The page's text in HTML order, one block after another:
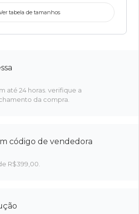
tabela de tamanhos
até 24 horas. verifique a
da compra.
código de vendedora
R$399,00.